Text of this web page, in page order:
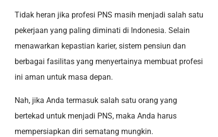
Tidak heran jika profesi PNS masih menjadi salah satu
pekerjaan yang paling diminati di Indonesia. Selain
menawarkan kepastian karier, sistem pensiun dan
berbagai fasilitas yang menyertainya membuat profesi
ini aman untuk masa depan.
Nah, jika Anda termasuk salah satu orang yang
bertekad untuk menjadi PNS, maka Anda harus
mempersiapkan diri sematang mungkin.